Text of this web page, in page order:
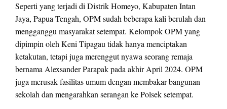
Seperti yang terjadi di Distrik Homeyo, Kabupaten Intan
Jaya, Papua Tengah, OPM sudah beberapa kali berulah dan
mengganggu masyarakat setempat. Kelompok OPM yang
dipimpin oleh Keni Tipagau tidak hanya menciptakan
ketakutan, tetapi juga merenggut nyawa seorang remaja
bernama Alexsander Parapak pada akhir April 2024. OPM
juga merusak fasilitas umum dengan membakar bangunan
sekolah dan mengarahkan serangan ke Polsek setempat.